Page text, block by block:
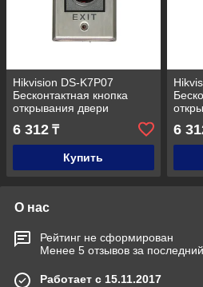
Hikvision DS-K7P07
Бесконтактная кнопка
открывания двери
6 312 ₸
Купить
6
О нас
Рейтинг не сформирован
Менее 5 отзывов за
Работает с 15.11.2017